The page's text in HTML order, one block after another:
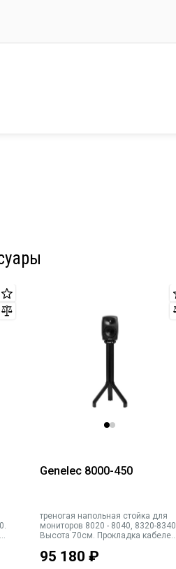
Genelec 8000-450
треногая напольная стойка для
мониторов 8020 - 8040, 8320-8340.
Высота 70см. Прокладка кабелей
основания 420 мм. Вес 19 кг
95 180 ₽